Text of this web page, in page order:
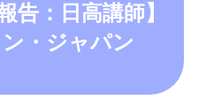
：日高講師】
ン・ジャパン